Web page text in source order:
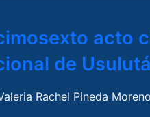
acto
de
Rachel Pineda Moreno